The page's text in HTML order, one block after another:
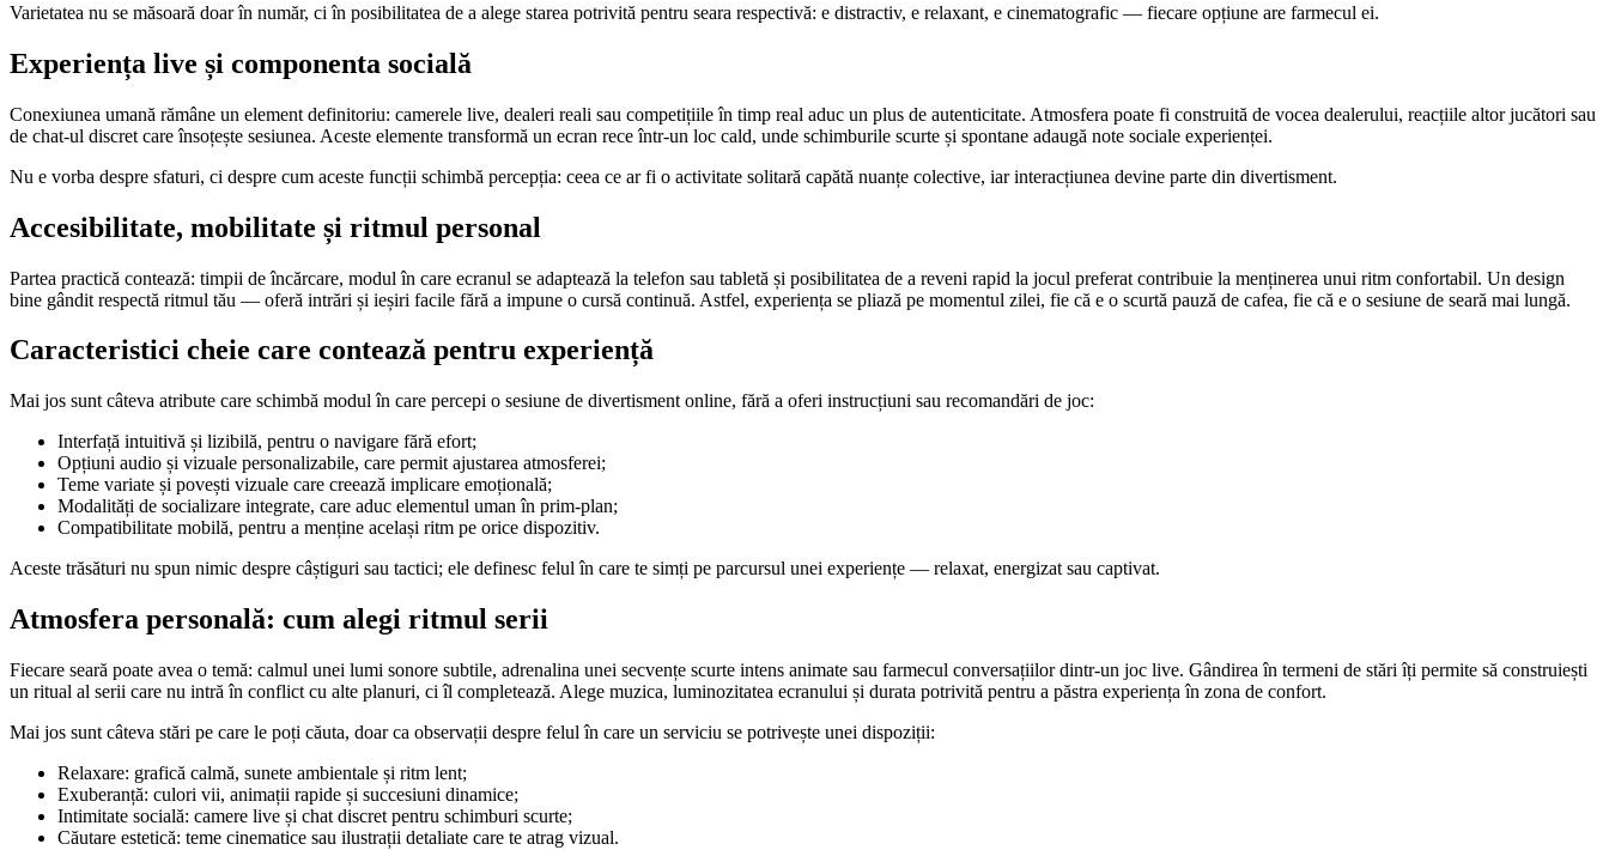
Varietatea nu se măsoară doar în număr, ci în posibilitatea de a alege starea potrivită pentru seara respectivă: e distractiv, e relaxant, e cinematografic — fiecare opțiune are farmecul ei.
Experiența live și componenta socială
Conexiunea umană rămâne un element definitoriu: camerele live, dealeri reali sau competițiile în timp real aduc un plus de autenticitate. Atmosfera poate fi construită de vocea dealerului, reacțiile altor jucători sau
de chat-ul discret care însoțește sesiunea. Aceste elemente transformă un ecran rece într-un loc cald, unde schimburile scurte și spontane adaugă note sociale experienței.
Nu e vorba despre sfaturi, ci despre cum aceste funcții schimbă percepția: ceea ce ar fi o activitate solitară capătă nuanțe colective, iar interacțiunea devine parte din divertisment.
Accesibilitate, mobilitate și ritmul personal
Partea practică contează: timpii de încărcare, modul în care ecranul se adaptează la telefon sau tabletă și posibilitatea de a reveni rapid la jocul preferat contribuie la menținerea unui ritm confortabil. Un design
bine gândit respectă ritmul tău — oferă intrări și ieșiri facile fără a impune o cursă continuă. Astfel, experiența se pliază pe momentul zilei, fie că e o scurtă pauză de cafea, fie că e o sesiune de seară mai lungă.
Caracteristici cheie care contează pentru experiență
Mai jos sunt câteva atribute care schimbă modul în care percepi o sesiune de divertisment online, fără a oferi instrucțiuni sau recomandări de joc:
Interfață intuitivă și lizibilă, pentru o navigare fără efort;
Opțiuni audio și vizuale personalizabile, care permit ajustarea atmosferei;
Teme variate și povești vizuale care creează implicare emoțională;
Modalități de socializare integrate, care aduc elementul uman în prim-plan;
Compatibilitate mobilă, pentru a menține același ritm pe orice dispozitiv.
Aceste trăsături nu spun nimic despre câștiguri sau tactici; ele definesc felul în care te simți pe parcursul unei experiențe — relaxat, energizat sau captivat.
Atmosfera personală: cum alegi ritmul serii
Fiecare seară poate avea o temă: calmul unei lumi sonore subtile, adrenalina unei secvențe scurte intens animate sau farmecul conversațiilor dintr-un joc live. Gândirea în termeni de stări îți permite să construiești
un ritual al serii care nu intră în conflict cu alte planuri, ci îl completează. Alege muzica, luminozitatea ecranului și durata potrivită pentru a păstra experiența în zona de confort.
Mai jos sunt câteva stări pe care le poți căuta, doar ca observații despre felul în care un serviciu se potrivește unei dispoziții:
Relaxare: grafică calmă, sunete ambientale și ritm lent;
Exuberanță: culori vii, animații rapide și succesiuni dinamice;
Intimitate socială: camere live și chat discret pentru schimburi scurte;
Căutare estetică: teme cinematice sau ilustrații detaliate care te atrag vizual.